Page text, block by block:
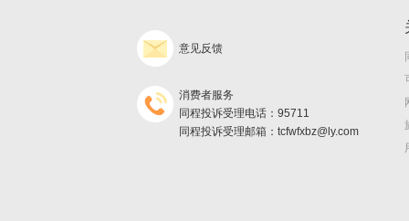
意见反馈
消费者服务
同程投诉受理电话：95711
同程投诉受理邮箱：tcfwfxbz@ly.com